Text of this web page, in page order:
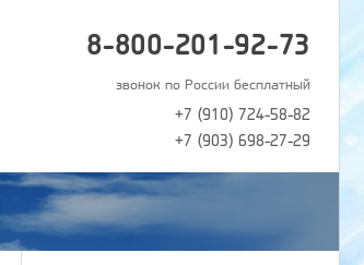
8-800-201-92-73
звонок по России бесплатный
+7 (910) 724-58-82
+7 (903) 698-27-29